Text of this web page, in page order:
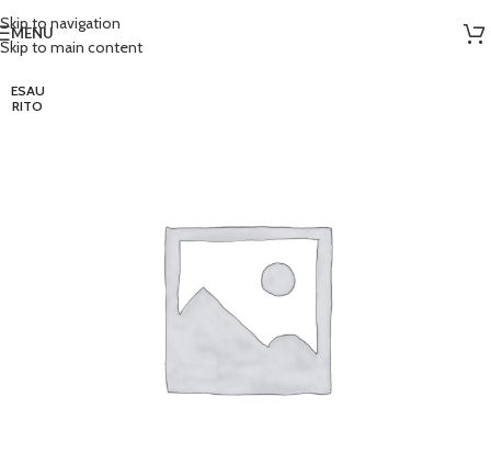
Skip to navigation
Skip to main content
MENU
ESAU
RITO